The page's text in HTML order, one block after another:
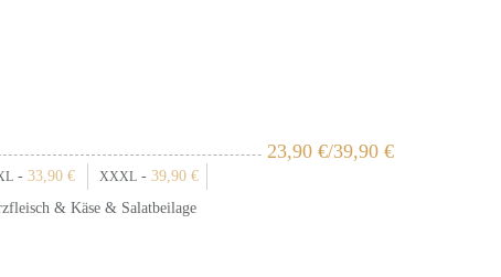
23,90 €/39,90 €
- 33,90 € XXXL - 39,90 €
& Käse & Salatbeilage